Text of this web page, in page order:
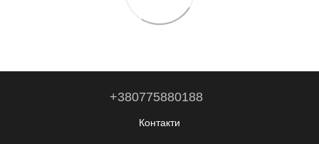
+380775880188
Контакти